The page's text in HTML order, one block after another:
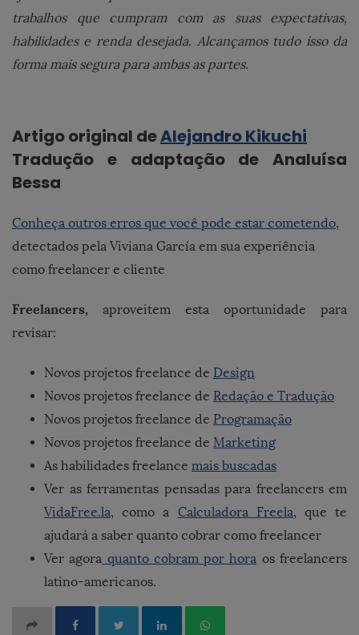
trabalhos que cumpram com as suas expectativas,
habilidades e renda desejada. Alcançamos tudo isso da
forma mais segura para ambas as partes.
Artigo original deAlejandro Kikuchi
Tradução e adaptação de Analuísa
Bessa
Conheça outros erros que você pode estar cometendo,
detectados pela Viviana García em sua experiência
como freelancer e cliente
Freelancers, aproveitem esta oportunidade para
revisar:
Novos projetos freelance de Design
Novos projetos freelance de Redação e Tradução
Novos projetos freelance de Programação
Novos projetos freelance de Marketing
As habilidades freelance mais buscadas
Ver as ferramentas pensadas para freelancers em
VidaFree.la, como a Calculadora Freela, que te
ajudará a saber quanto cobrar como freelancer
Ver agora quanto cobram por hora os freelancers
latino-americanos.